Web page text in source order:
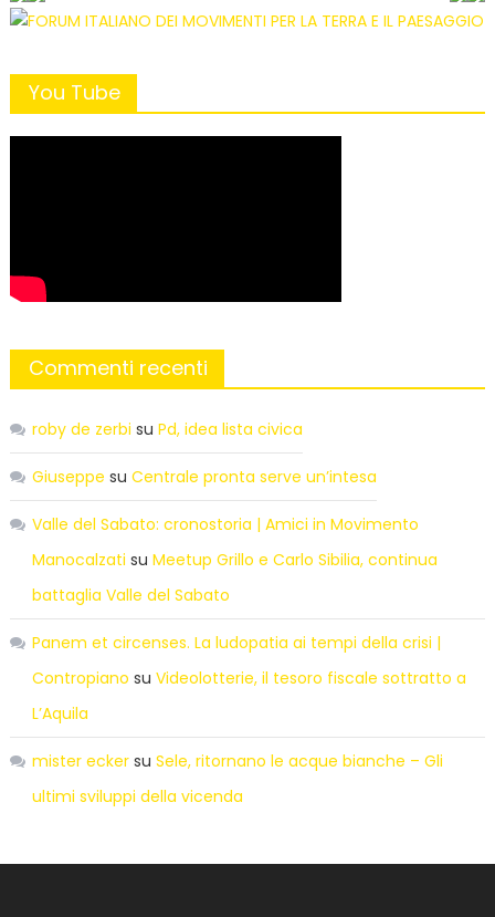
You Tube
Commenti recenti
roby de zerbi su Pd, idea lista civica
Giuseppe su Centrale pronta serve un’intesa
Valle del Sabato: cronostoria | Amici in Movimento
Manocalzati su Meetup Grillo e Carlo Sibilia, continua
battaglia Valle del Sabato
Panem et circenses. La ludopatia ai tempi della crisi |
Contropiano su Videolotterie, il tesoro fiscale sottratto a
L’Aquila
mister eckersu Sele, ritornano le acque bianche – Gli
ultimi sviluppi della vicenda